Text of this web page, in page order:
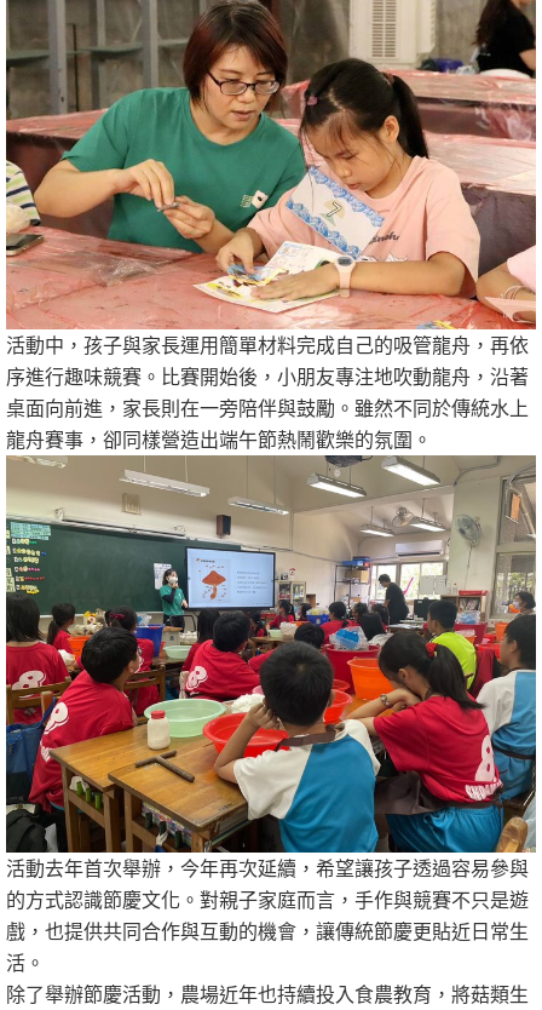
活動中，孩子與家長運用簡單材料完成自己的吸管龍舟，再依
序進行趣味競賽。比賽開始後，小朋友專注地吹動龍舟，沿著
桌面向前進，家長則在一旁陪伴與鼓勵。雖然不同於傳統水上
龍舟賽事，卻同樣營造出端午節熱鬧歡樂的氛圍。
活動去年首次舉辦，今年再次延續，希望讓孩子透過容易參與
的方式認識節慶文化。對親子家庭而言，手作與競賽不只是遊
戲，也提供共同合作與互動的機會，讓傳統節慶更貼近日常生
活。
除了舉辦節慶活動，農場近年也持續投入食農教育，將菇類生